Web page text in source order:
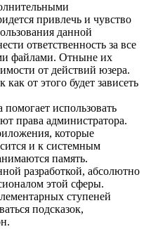
привлечь и чувство
данной
ответственность за все
файлами. Отныне их
от действий юзера.
от этого будет зависеть
использовать
права администратора.
которые
и к системным
память.
разработкой, абсолютно
этой сферы.
ступеней
подсказок,